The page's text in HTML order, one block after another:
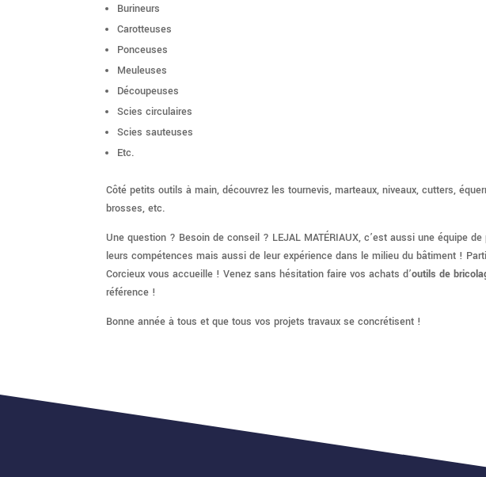
Burineurs
Carotteuses
Ponceuses
Meuleuses
Découpeuses
Scies circulaires
Scies sauteuses
Etc.
Côté petits outils à main, découvrez les tournevis, marteaux, niveaux, cutters,
brosses, etc.
Une question ? Besoin de conseil ? LEJAL MATÉRIAUX, c’est aussi une équipe
leurs compétences mais aussi de leur expérience dans le milieu du bâtiment !
Corcieux vous accueille ! Venez sans hésitation faire vos achats d’outils de
référence !
Bonne année à tous et que tous vos projets travaux se concrétisent !